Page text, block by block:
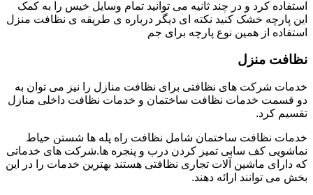
استفاده کرد و در چند ثانیه می توانید تمام وسایل خیس را به کمک
این پارچه خشک کنید نکته ای دیگر درباره ی طریقه ی نظافت منزل
استفاده از همین نوع پارچه برای جم
نظافت منزل
خدمات شرکت های نظافتی برای نظافت منازل را نیز می توان به
دو قسمت خدمات نظافت ساختمان و خدمات نظافت داخلی منازل
تقسیم کرد.
خدمات نظافت ساختمان شامل نظافت راه پله ها شستن حیاط
نماشویی کف سابی تمیز کردن درب و پنجره ها.شرکت های خدماتی
که دارای ماشین آلات تجاری نظافتی هستند بهترین خدمات را در این
بخش می توانند ارائه دهند.